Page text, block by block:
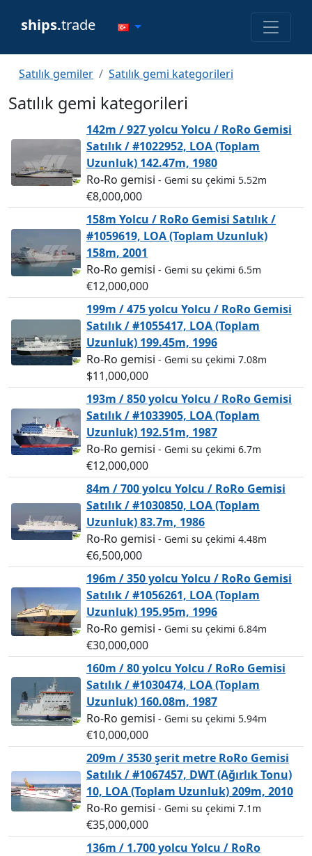
ships.trade
Satılık gemiler Satılık gemi kategorileri
Satılık gemi kategorileri
142m / 927 yolcu Yolcu / RoRo Gemisi
Satılık / #1022952, LOA (Toplam
Uzunluk) 142.47m, 1980
Ro-Ro gemisi - Gemi su çekimi 5.52m
€8,000,000
158m Yolcu / RoRo Gemisi Satılık /
#1059619, LOA (Toplam Uzunluk)
158m, 2001
Ro-Ro gemisi - Gemi su çekimi 6.5m
€12,000,000
199m / 475 yolcu Yolcu / RoRo Gemisi
Satılık / #1055417, LOA (Toplam
Uzunluk) 199.45m, 1996
Ro-Ro gemisi - Gemi su çekimi 7.08m
$11,000,000
193m / 850 yolcu Yolcu / RoRo Gemisi
Satılık / #1033905, LOA (Toplam
Uzunluk) 192.51m, 1987
Ro-Ro gemisi - Gemi su çekimi 6.7m
€12,000,000
84m / 700 yolcu Yolcu / RoRo Gemisi
Satılık / #1030850, LOA (Toplam
Uzunluk) 83.7m, 1986
Ro-Ro gemisi - Gemi su çekimi 4.48m
€6,500,000
196m / 350 yolcu Yolcu / RoRo Gemisi
Satılık / #1056261, LOA (Toplam
Uzunluk) 195.95m, 1996
Ro-Ro gemisi - Gemi su çekimi 6.84m
€30,000,000
160m / 80 yolcu Yolcu / RoRo Gemisi
Satılık / #1030474, LOA (Toplam
Uzunluk) 160.08m, 1987
Ro-Ro gemisi - Gemi su çekimi 5.94m
€10,000,000
209m / 3530 şerit metre RoRo Gemisi
Satılık / #1067457, DWT (Ağırlık Tonu)
10, LOA (Toplam Uzunluk) 209m, 2010
Ro-Ro gemisi - Gemi su çekimi 7.1m
€35,000,000
136m / 1.700 yolcu Yolcu / RoRo